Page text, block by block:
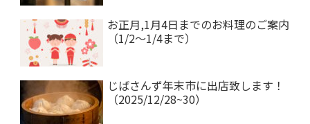
お正月,1月4日までのお料理のご案内
（1/2～1/4まで）
じばさんず年末市に出店致します！
（2025/12/28~30）